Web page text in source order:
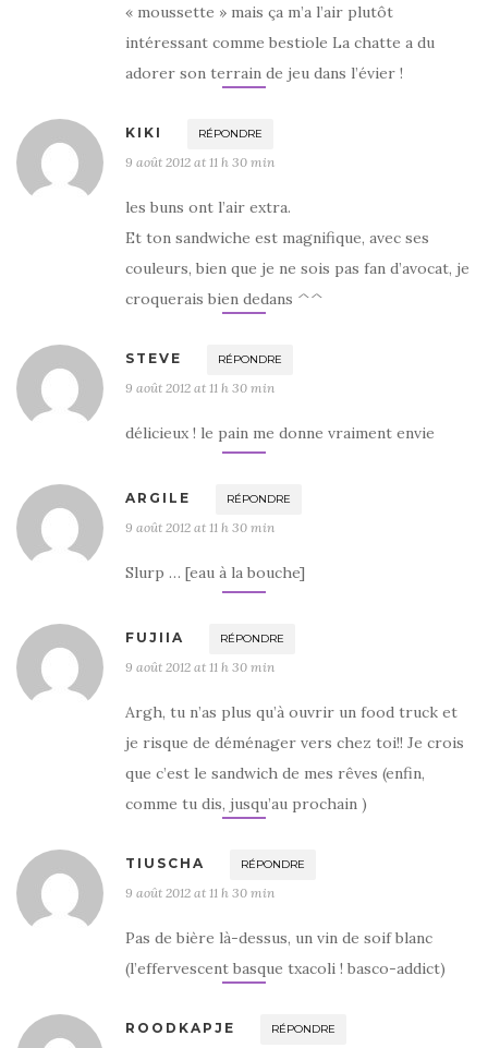
« moussette » mais ça m’a l’air plutôt
intéressant comme bestiole La chatte a du
adorer son terrain de jeu dans l’évier !
KIKI RÉPONDRE
9 août 2012 at 11 h 30 min
les buns ont l’air extra.
Et ton sandwiche est magnifique, avec ses
couleurs, bien que je ne sois pas fan d’avocat, je
croquerais bien dedans ^^
STEVE RÉPONDRE
9 août 2012 at 11 h 30 min
délicieux ! le pain me donne vraiment envie
ARGILE RÉPONDRE
9 août 2012 at 11 h 30 min
Slurp … [eau à la bouche]
FUJIIA RÉPONDRE
9 août 2012 at 11 h 30 min
Argh, tu n’as plus qu’à ouvrir un food truck et
je risque de déménager vers chez toi!! Je crois
que c’est le sandwich de mes rêves (enfin,
comme tu dis, jusqu’au prochain )
TIUSCHA RÉPONDRE
9 août 2012 at 11 h 30 min
Pas de bière là-dessus, un vin de soif blanc
(l’effervescent basque txacoli ! basco-addict)
ROODKAPJE RÉPONDRE